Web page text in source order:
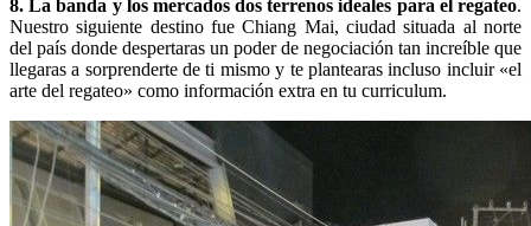
8. La banda y los mercados dos terrenos ideales para el regateo.
Nuestro siguiente destino fue Chiang Mai, ciudad situada al norte
del país donde despertaras un poder de negociación tan increíble que
llegaras a sorprenderte de ti mismo y te plantearas incluso incluir «el
arte del regateo» como información extra en tu curriculum.